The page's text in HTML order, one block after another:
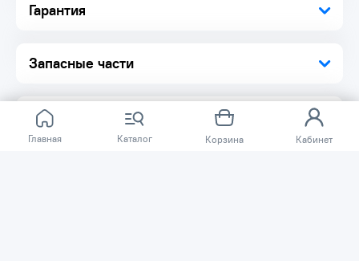
Главная Каталог Корзина Кабинет
Гарантия
Запасные части